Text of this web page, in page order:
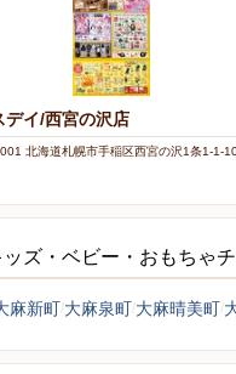
デイ/西宮の沢店
北海道札幌市手稲区西宮の沢1条1-1-
ズ・ベビー・おもちゃ
麻新町 大麻泉町 大麻晴美町